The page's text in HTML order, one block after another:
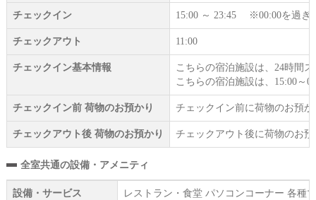
チェックイン 15:00 ～ 23:45 ※00:00を過ぎ
チェックアウト 11:00
チェックイン基本情報
こちらの宿泊施設は、24時間
こちらの宿泊施設は、15:00～
チェックイン前 荷物のお預かり チェックイン前に荷物のお預
チェックアウト後 荷物のお預かり チェックアウト後に荷物のお
全室共通の設備・アメニティ
設備・サービス レストラン・食堂 パソコンコーナー 各種